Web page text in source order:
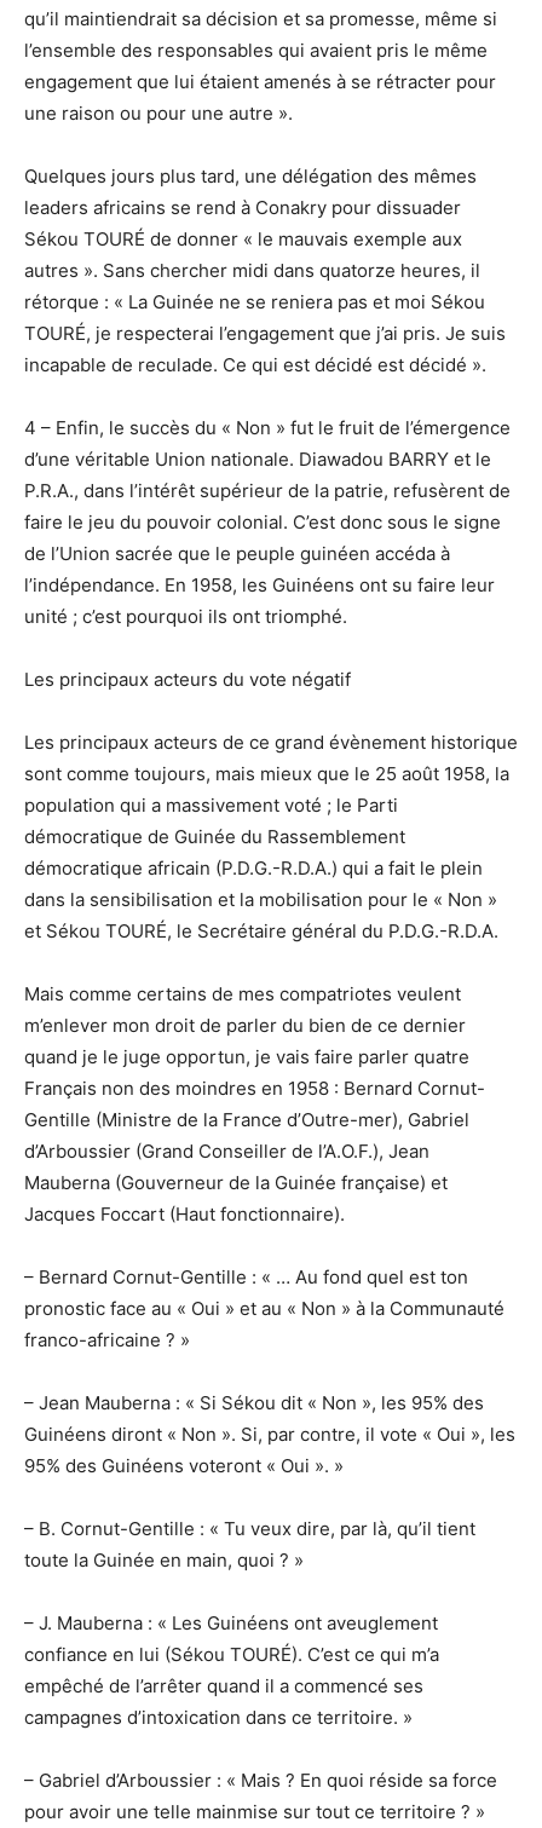
qu’il maintiendrait sa décision et sa promesse, même si
l’ensemble des responsables qui avaient pris le même
engagement que lui étaient amenés à se rétracter pour
une raison ou pour une autre ».
Quelques jours plus tard, une délégation des mêmes
leaders africains se rend à Conakry pour dissuader
Sékou TOURÉ de donner « le mauvais exemple aux
autres ». Sans chercher midi dans quatorze heures, il
rétorque : « La Guinée ne se reniera pas et moi Sékou
TOURÉ, je respecterai l’engagement que j’ai pris. Je suis
incapable de reculade. Ce qui est décidé est décidé ».
4 – Enfin, le succès du « Non » fut le fruit de l’émergence
d’une véritable Union nationale. Diawadou BARRY et le
P.R.A., dans l’intérêt supérieur de la patrie, refusèrent de
faire le jeu du pouvoir colonial. C’est donc sous le signe
de l’Union sacrée que le peuple guinéen accéda à
l’indépendance. En 1958, les Guinéens ont su faire leur
unité ; c’est pourquoi ils ont triomphé.
Les principaux acteurs du vote négatif
Les principaux acteurs de ce grand évènement historique
sont comme toujours, mais mieux que le 25 août 1958, la
population qui a massivement voté ; le Parti
démocratique de Guinée du Rassemblement
démocratique africain (P.D.G.-R.D.A.) qui a fait le plein
dans la sensibilisation et la mobilisation pour le « Non »
et Sékou TOURÉ, le Secrétaire général du P.D.G.-R.D.A.
Mais comme certains de mes compatriotes veulent
m’enlever mon droit de parler du bien de ce dernier
quand je le juge opportun, je vais faire parler quatre
Français non des moindres en 1958 : Bernard Cornut-
Gentille (Ministre de la France d’Outre-mer), Gabriel
d’Arboussier (Grand Conseiller de l’A.O.F.), Jean
Mauberna (Gouverneur de la Guinée française) et
Jacques Foccart (Haut fonctionnaire).
– Bernard Cornut-Gentille : « … Au fond quel est ton
pronostic face au « Oui » et au « Non » à la Communauté
franco-africaine ? »
– Jean Mauberna : « Si Sékou dit « Non », les 95% des
Guinéens diront « Non ». Si, par contre, il vote « Oui », les
95% des Guinéens voteront « Oui ». »
– B. Cornut-Gentille : « Tu veux dire, par là, qu’il tient
toute la Guinée en main, quoi ? »
– J. Mauberna : « Les Guinéens ont aveuglement
confiance en lui (Sékou TOURÉ). C’est ce qui m’a
empêché de l’arrêter quand il a commencé ses
campagnes d’intoxication dans ce territoire. »
– Gabriel d’Arboussier : « Mais ? En quoi réside sa force
pour avoir une telle mainmise sur tout ce territoire ? »